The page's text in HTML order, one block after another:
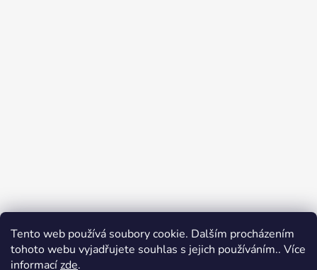
Tento web používá soubory cookie. Dalším procházením
tohoto webu vyjadřujete souhlas s jejich používáním.. Více
informacízde.
Přijímáme online platby